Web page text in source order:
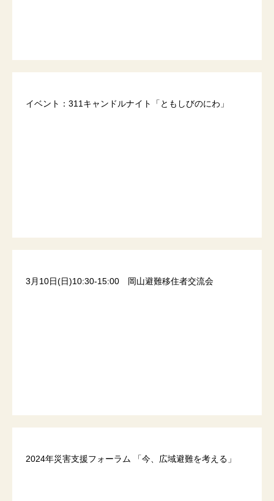
イベント：311キャンドルナイト「ともしびのにわ」
3月10日(日)10:30-15:00 岡山避難移住者交流会
2024年災害支援フォーラム 「今、広域避難を考える」